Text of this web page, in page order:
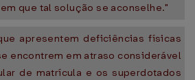
que tal solução se aconselhe."
apresentem deficiências físicas
encontrem em atraso considerável
de matrícula e os superdotados